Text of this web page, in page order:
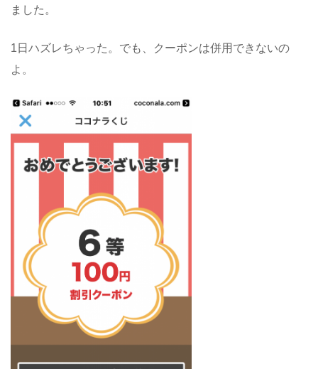
ました。
1日ハズレちゃった。でも、クーポンは併用できないの
よ。